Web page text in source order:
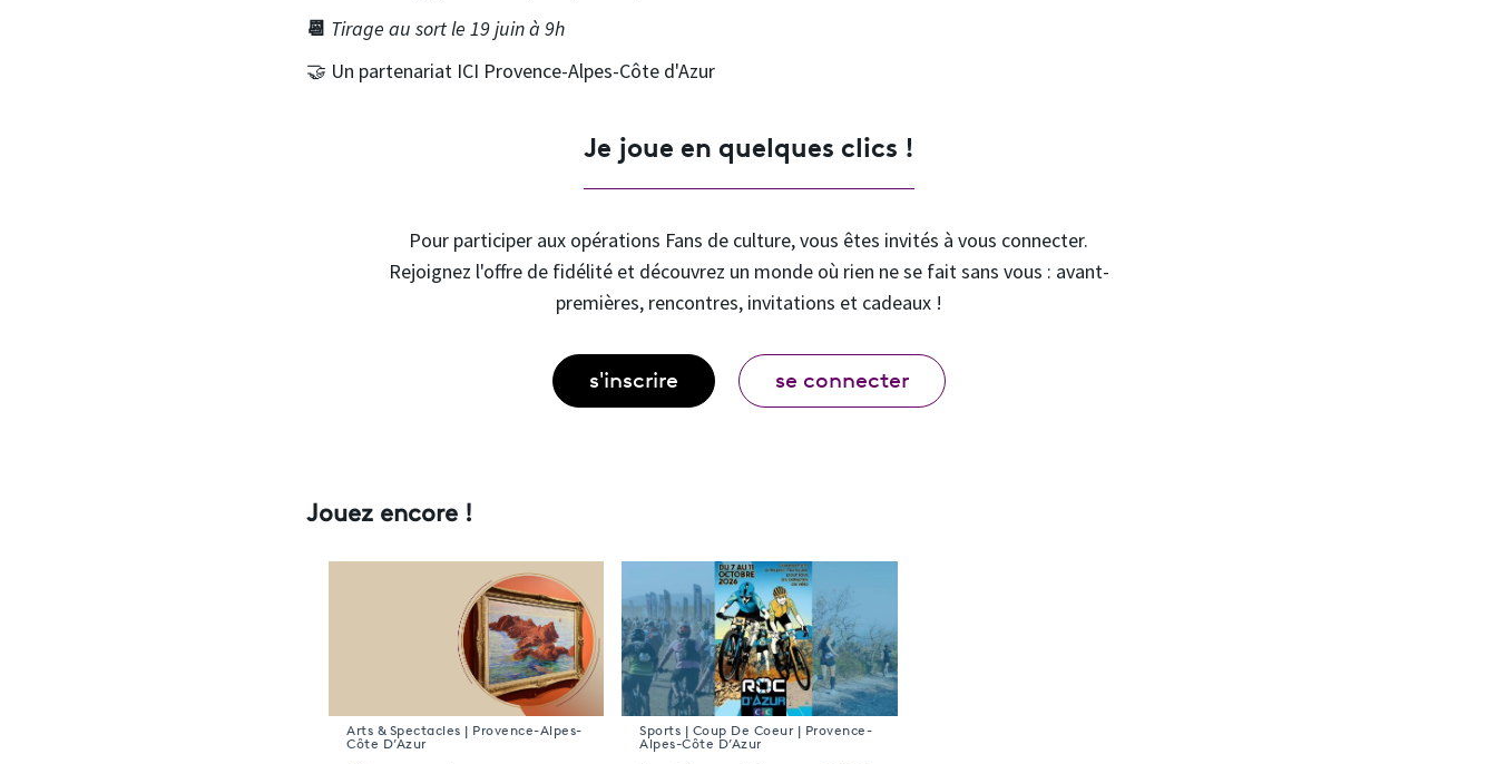
📆 Tirage au sort le 19 juin à 9h
🤝 Un partenariat ICI Provence-Alpes-Côte d'Azur
Je joue en quelques clics !
Pour participer aux opérations Fans de culture, vous êtes invités à vous connecter.
Rejoignez l'offre de fidélité et découvrez un monde où rien ne se fait sans vous : avant-
premières, rencontres, invitations et cadeaux !
s'inscrire se connecter
Jouez encore !
Arts & Spectacles | Provence-Alpes-
Côte D’Azur
Sports | Coup De Coeur | Provence-
Alpes-Côte D’Azur